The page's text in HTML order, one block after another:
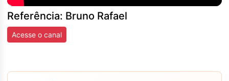
Referência: Bruno Rafael
Acesse o canal